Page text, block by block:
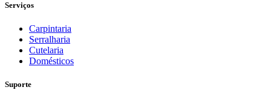
Serviços
Carpintaria
Serralharia
Cutelaria
Domésticos
Suporte